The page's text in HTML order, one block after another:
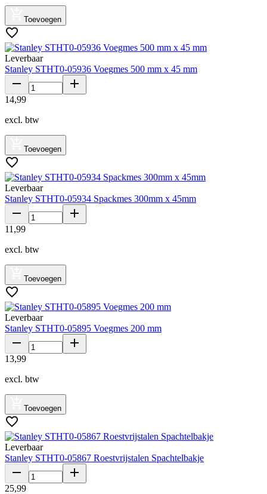
Toevoegen
Leverbaar
Stanley STHT0-05936 Voegmes 500 mm x 45 mm
14,99
excl. btw
Toevoegen
Leverbaar
Stanley STHT0-05934 Spackmes 300mm x 45mm
11 ,99
excl. btw
Toevoegen
Leverbaar
Stanley STHT0-05895 Voegmes 200 mm
13,99
excl. btw
Toevoegen
Leverbaar
Stanley STHT0-05867 Roestvrijstalen Spachtelbakje
25,99